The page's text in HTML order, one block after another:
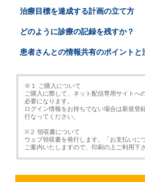
治療目標を達成する計画の立て方
どのように診療の記録を残すか？
患者さんとの情報共有のポイントと
※１ ご購入について
ご購入に際して、ネット配信専用サイトへ
必要になります。
ログイン情報をお持ちでない場合は新規登
行なってください。
※２ 領収書について
ウェブ領収書を発行します。「お支払いに
ご案内いたしますので、印刷の上ご利用下さ